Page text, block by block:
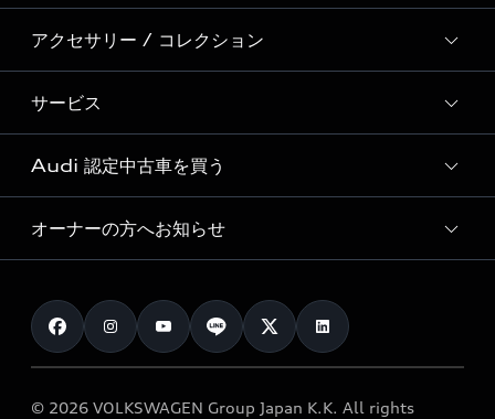
Audi Sport
Formula 1®
デジタルサービス
新車在庫検索
試乗車・展示車検索
見積り依頼
試乗予約
モデル一覧
特別仕様モデル / 限定モデル
e-tronラインアップ
価格シミュレーション
車両比較
カタログ一覧
アクセサリー / コレクション
純正アクセサリー
オンラインショップ
Audi collection
アウディナビアプリ
サービス
サービス入庫予約
サービスプログラム
メンテナンス
車検 / 定期点検
e-tronアフターサポート
Audi 認定中古車を買う
Audi認定中古車
クオリティ
保証
メンテナンス
オーナーの方へお知らせ
お知らせ
オーナー様向けキャンペーン
© 2026 VOLKSWAGEN Group Japan K.K. All rights